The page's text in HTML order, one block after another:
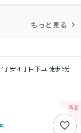
もっと見る
子安４丁目下車 徒歩6分